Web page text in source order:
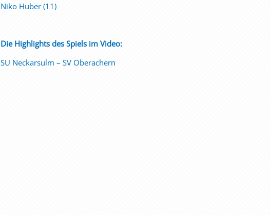
Niko Huber (11)
Die Highlights des Spiels im Video:
SU Neckarsulm – SV Oberachern